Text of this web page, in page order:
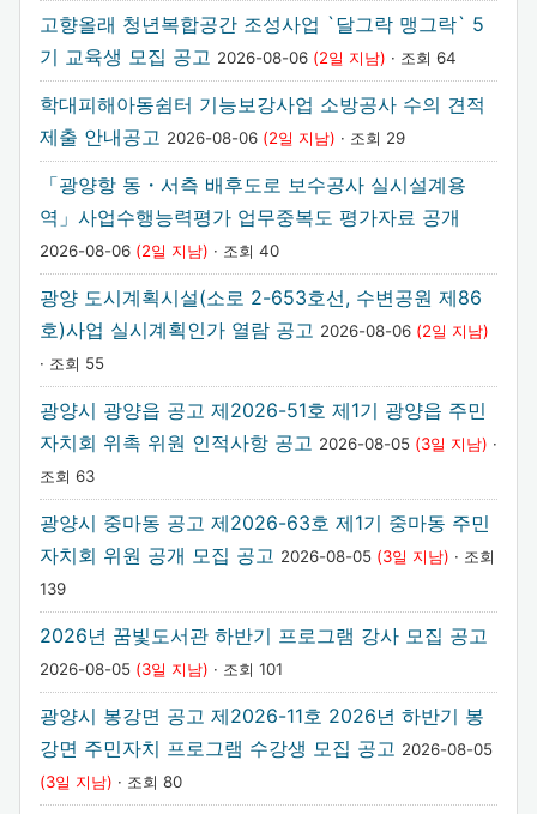
고향올래 청년복합공간 조성사업 `달그락 맹그락` 5
기 교육생 모집 공고 2026-08-06 (2일 지남) · 조회 64
학대피해아동쉼터 기능보강사업 소방공사 수의 견적
제출 안내공고 2026-08-06 (2일 지남) · 조회 29
「광양항 동・서측 배후도로 보수공사 실시설계용
역」사업수행능력평가 업무중복도 평가자료 공개
2026-08-06 (2일 지남) · 조회 40
광양 도시계획시설(소로 2-653호선, 수변공원 제86
호)사업 실시계획인가 열람 공고 2026-08-06 (2일 지남)
· 조회 55
광양시 광양읍 공고 제2026-51호 제1기 광양읍 주민
자치회 위촉 위원 인적사항 공고 2026-08-05 (3일 지남) ·
조회 63
광양시 중마동 공고 제2026-63호 제1기 중마동 주민
자치회 위원 공개 모집 공고 2026-08-05 (3일 지남) · 조회
139
2026년 꿈빛도서관 하반기 프로그램 강사 모집 공고
2026-08-05 (3일 지남) · 조회 101
광양시 봉강면 공고 제2026-11호 2026년 하반기 봉
강면 주민자치 프로그램 수강생 모집 공고 2026-08-05
(3일 지남) · 조회 80